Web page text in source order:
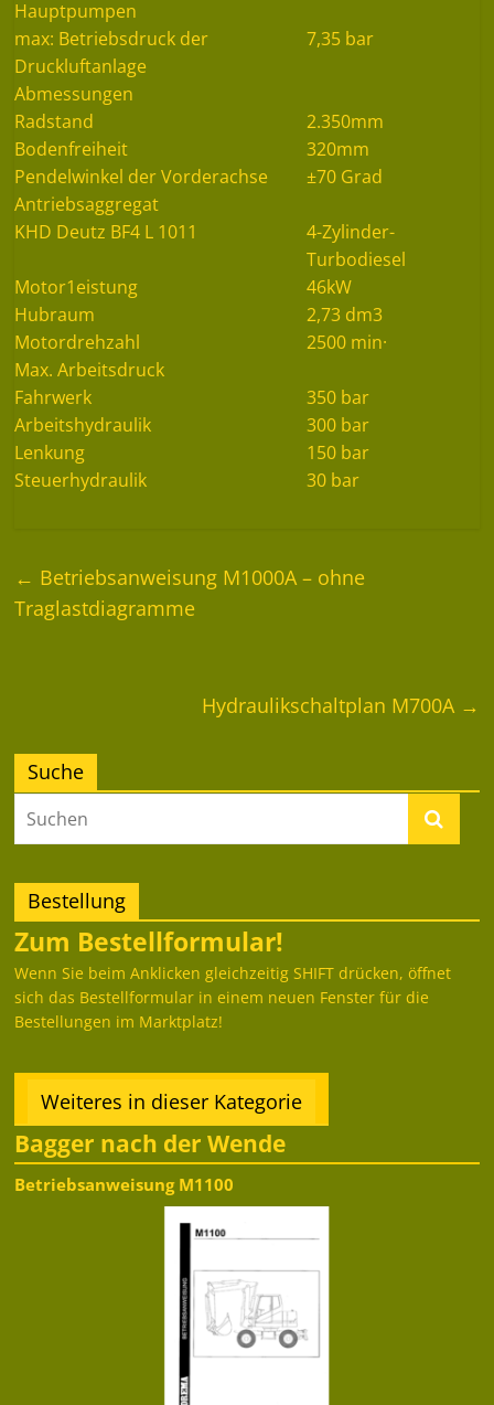
Hauptpumpen
max: Betriebsdruck der
Druckluftanlage
7,35 bar
Abmessungen
Radstand
2.350mm
Bodenfreiheit
320mm
Pendelwinkel der Vorderachse
±70 Grad
Antriebsaggregat
KHD Deutz BF4 L 1011
4-Zylinder-
Turbodiesel
Motor1eistung
46kW
Hubraum
2,73 dm3
Motordrehzahl
2500 min·
Max. Arbeitsdruck
Fahrwerk
350 bar
Arbeitshydraulik
300 bar
Lenkung
150 bar
Steuerhydraulik
30 bar
← Betriebsanweisung M1000A – ohne
Traglastdiagramme
Hydraulikschaltplan M700A →
Suche
Bestellung
Zum Bestellformular!
Wenn Sie beim Anklicken gleichzeitig SHIFT drücken, öffnet
sich das Bestellformular in einem neuen Fenster für die
Bestellungen im Marktplatz!
Weiteres in dieser Kategorie
Bagger nach der Wende
Betriebsanweisung M1100